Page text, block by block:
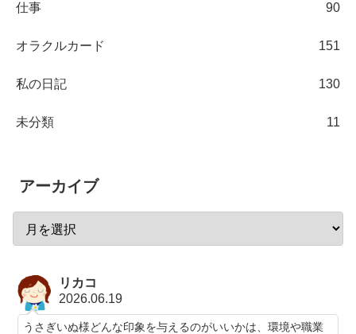
仕事 90
オラクルカード 151
私の日記 130
未分類 11
アーカイブ
リカコ
2026.06.19
うさぎいぬ様どんな印象を与えるのがいいかは、環境や職業